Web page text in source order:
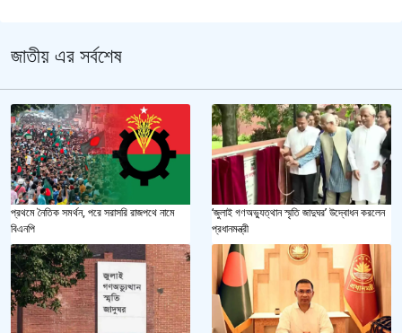
জাতীয় এর সর্বশেষ
প্রথমে নৈতিক সমর্থন, পরে সরাসরি রাজপথে নামে
বিএনপি
‘জুলাই গণঅভ্যুত্থান স্মৃতি জাদুঘর’ উদ্বোধন করলেন
প্রধানমন্ত্রী